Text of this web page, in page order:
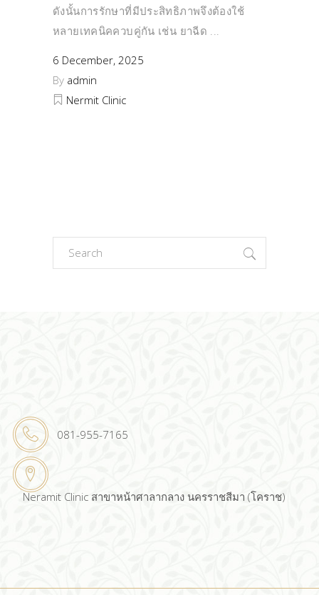
ดังนั้นการรักษาที่มีประสิทธิภาพจึงต้องใช้
หลายเทคนิคควบคู่กัน เช่น ยาฉีด
6 December, 2025
By admin
Nermit Clinic
Search
for:
081-955-7165
Neramit Clinic สาขาหน้าศาลากลาง นครราชสีมา (โคราช)